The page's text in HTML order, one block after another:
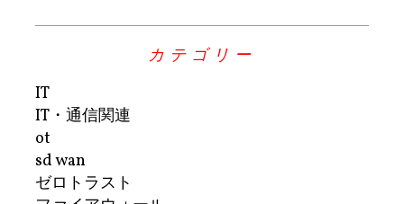
カテゴリー
IT
IT・通信関連
ot
sd wan
ゼロトラスト